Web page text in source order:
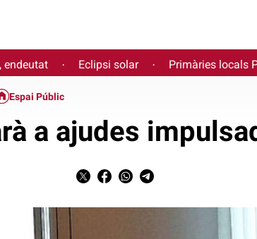
endeutat · Eclipsi solar · Primàries locals
Espai Públic
a ajudes